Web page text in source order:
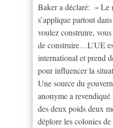
Baker a déclaré: » Le
s’applique partout
voulez construire,
de construire…L’UE
international et prend
pour influencer la
Une source du
anonyme a
des deux poids deux
déplore les colonies